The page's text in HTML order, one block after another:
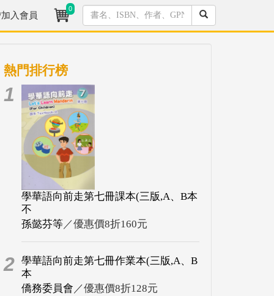
入會員
0
熱門排行榜
1
學華語向前走第七冊課本(三版,A、B本
不
孫懿芬等／優惠價8折160元
2 學華語向前走第七冊作業本(三版,A、B
本
僑務委員會 ／優惠價8折128元